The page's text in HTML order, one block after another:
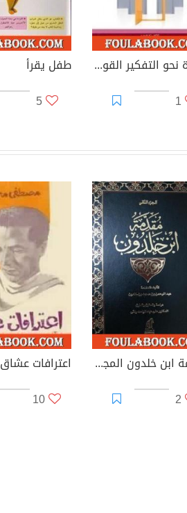
خطوة نحو التفكير القويم
1
طفل يقرأ
5
مقدمة ابن خلدون المجلد الثاني
2
اعترافات عشاق
10